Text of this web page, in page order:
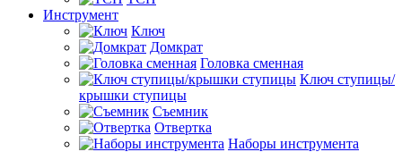
Инструмент
Ключ
Домкрат
Головка сменная
Ключ ступицы/
крышки ступицы
Съемник
Отвертка
Наборы инструмента